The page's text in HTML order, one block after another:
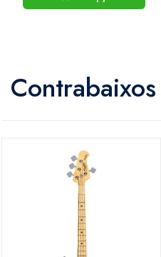
Contrabaixos